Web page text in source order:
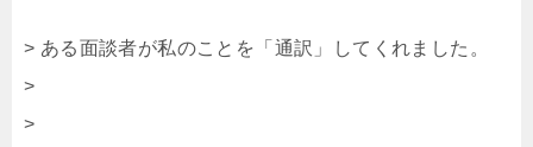
> ある面談者が私のことを「通訳」してくれました。
>
>